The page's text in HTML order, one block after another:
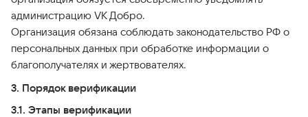
администрацию VK Добро.
Организация обязана соблюдать законодательство РФ о
персональных данных при обработке информации о
благополучателях и жертвователях.
3. Порядок верификации
3.1. Этапы верификации